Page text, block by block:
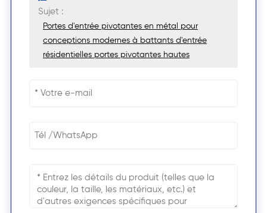
Sujet :
Portes d'entrée pivotantes en métal pour
conceptions modernes à battants d'entrée
résidentielles portes pivotantes hautes